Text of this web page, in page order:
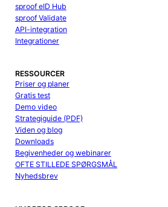
sproof eID Hub
sproof Validate
API-integration
Integrationer
RESSOURCER
Priser og planer
Gratis test
Demo video
Strategiguide (PDF)
Viden og blog
Downloads
Begivenheder og webinarer
OFTE STILLEDE SPØRGSMÅL
Nyhedsbrev